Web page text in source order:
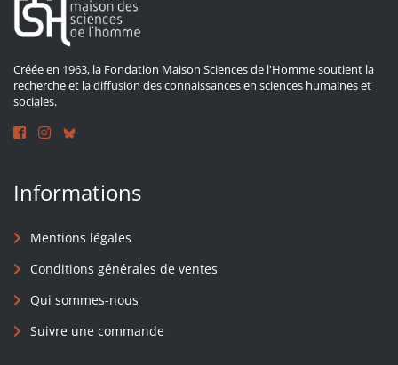
Créée en 1963, la Fondation Maison Sciences de l'Homme soutient la
recherche et la diffusion des connaissances en sciences humaines et
sociales.
Informations
Mentions légales
Conditions générales de ventes
Qui sommes-nous
Suivre une commande